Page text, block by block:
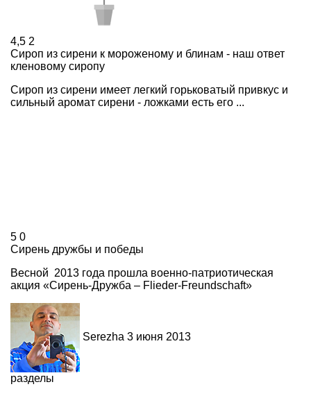
4,5 2
Сироп из сирени к мороженому и блинам - наш ответ
кленовому сиропу
Сироп из сирени имеет легкий горьковатый привкус и
сильный аромат сирени - ложками есть его ...
5 0
Сирень дружбы и победы
Весной 2013 года прошла военно-патриотическая
акция «Сирень-Дружба – Flieder-Freundschaft»
Serezha 3 июня 2013
разделы